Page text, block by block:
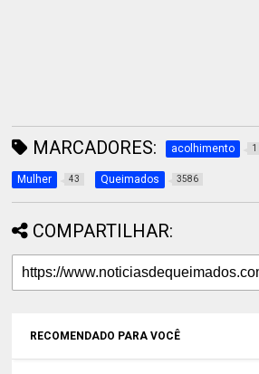
MARCADORES: acolhimento 1
Mulher 43 Queimados 3586
COMPARTILHAR:
RECOMENDADO PARA VOCÊ